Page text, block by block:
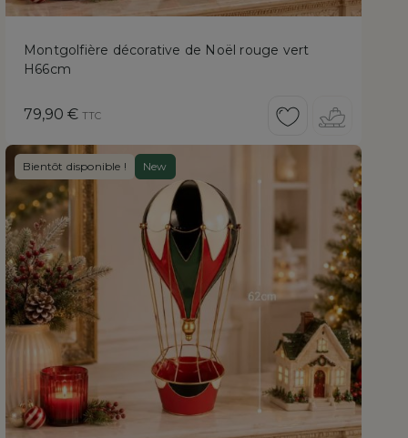
Montgolfière décorative de Noël rouge vert
H66cm
Prix
79,90 € TTC
Bientôt disponible ! New